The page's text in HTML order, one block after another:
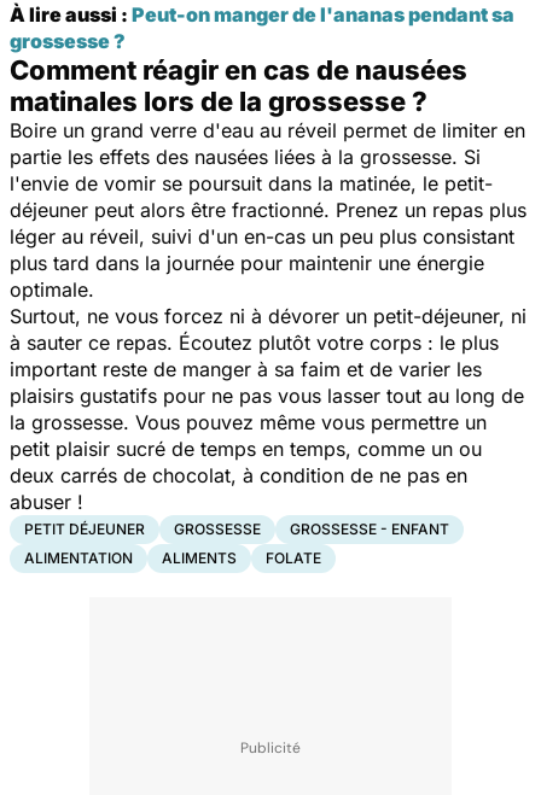
À lire aussi : Peut-on manger de l'ananas pendant sa
grossesse ?
Comment réagir en cas de nausées
matinales lors de la grossesse ?
Boire un grand verre d'eau au réveil permet de limiter en
partie les effets des nausées liées à la grossesse. Si
l'envie de vomir se poursuit dans la matinée, le petit-
déjeuner peut alors être fractionné. Prenez un repas plus
léger au réveil, suivi d'un en-cas un peu plus consistant
plus tard dans la journée pour maintenir une énergie
optimale.
Surtout, ne vous forcez ni à dévorer un petit-déjeuner, ni
à sauter ce repas. Écoutez plutôt votre corps : le plus
important reste de manger à sa faim et de varier les
plaisirs gustatifs pour ne pas vous lasser tout au long de
la grossesse. Vous pouvez même vous permettre un
petit plaisir sucré de temps en temps, comme un ou
deux carrés de chocolat, à condition de ne pas en
abuser !
PETIT DÉJEUNER GROSSESSE
GROSSESSE - ENFANT
ALIMENTATION
ALIMENTS FOLATE